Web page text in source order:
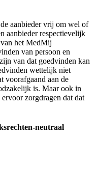
aanbieder vrij om wel of
aanbieder respectievelijk
het MedMij
van persoon en
van dat goedvinden kan
wettelijk niet
voorafgaand aan de
is. Maar ook in
zorgdragen dat dat
neutraal